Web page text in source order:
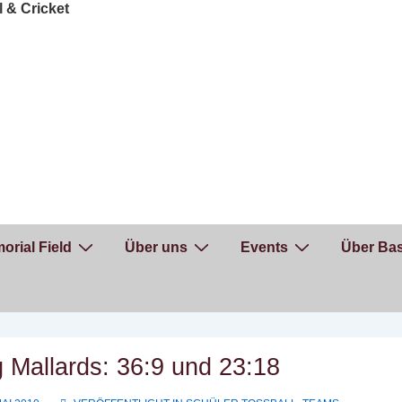
Field Über uns Events Über
Mallards: 36:9 und 23:18